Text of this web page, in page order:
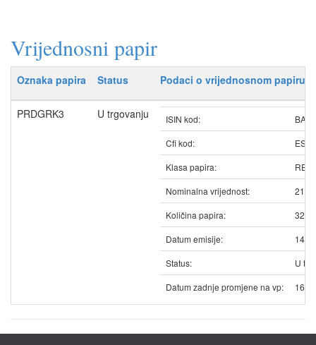
Vrijednosni papir
Oznaka papira Status Podaci o vrijednosnom papiru
PRDGRK3 U trgovanju ISIN kod:
Cfi kod:
Klasa papira:
Nominalna vrijednost:
21.70
Količina papira:
Datum emisije:
Status:
U
Datum zadnje promjene na vp: